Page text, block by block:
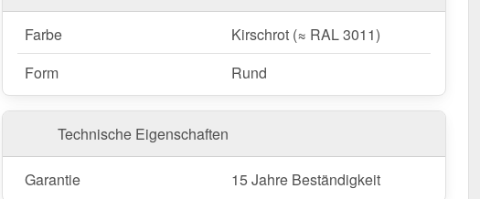
Wasserführung!
Farbe
Kirschrot (≈ RAL 3011)
Form
Rund
Technische Eigenschaften
Garantie 15 Jahre Beständigkeit